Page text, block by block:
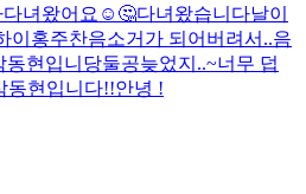
다녀왔어요☺️ 🤔다녀왔습니다날이
이 홍주찬음소거가 되어버려서..음
동현입니당둘공늦었지..~너무 덥
동현입니다!!안녕 !